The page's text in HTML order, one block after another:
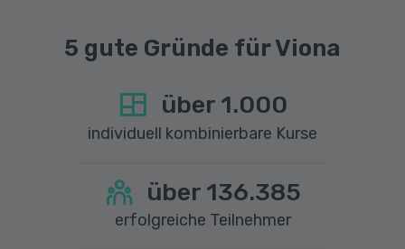
5 gute Gründe für Viona
über 1.000
individuell kombinierbare Kurse
über 136.385
erfolgreiche Teilnehmer